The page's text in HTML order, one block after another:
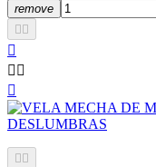
remove
 

 

 